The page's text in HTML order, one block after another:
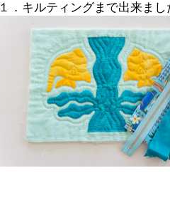
１．キルティングまで出来まし